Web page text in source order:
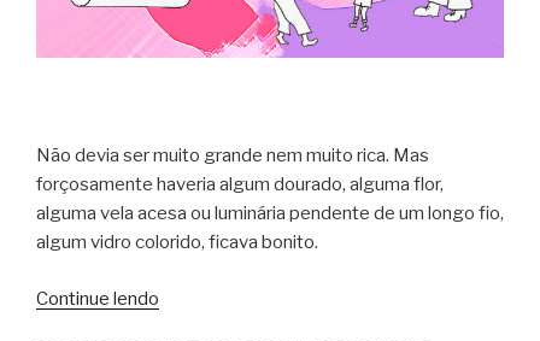
Não devia ser muito grande nem muito rica. Mas
forçosamente haveria algum dourado, alguma flor,
alguma vela acesa ou luminária pendente de um longo fio,
algum vidro colorido, ficava bonito.
Continue lendo